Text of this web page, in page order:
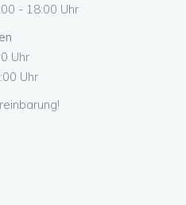
- 18:00 Uhr
Uhr
Uhr